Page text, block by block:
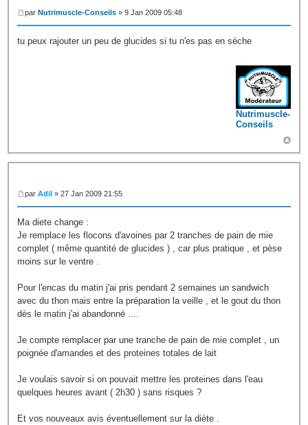
parNutrimuscle-Conseils » 9 Jan 2009 05:48
tu peux rajouter un peu de glucides si tu n'es pas en séche
Nutrimuscle-
Conseils
parAdil » 27 Jan 2009 21:55
Ma diete change :
Je remplace les flocons d'avoines par 2 tranches de pain de mie
complet ( même quantité de glucides ) , car plus pratique , et pèse
moins sur le ventre .
Pour l'encas du matin j'ai pris pendant 2 semaines un sandwich
avec du thon mais entre la préparation la veille , et le gout du thon
dès le matin j'ai abandonné ....
Je compte remplacer par une tranche de pain de mie complet , un
poignée d'amandes et des proteines totales de lait
Je voulais savoir si on pouvait mettre les proteines dans l'eau
quelques heures avant ( 2h30 ) sans risques ?
Et vos nouveaux avis éventuellement sur la diète .